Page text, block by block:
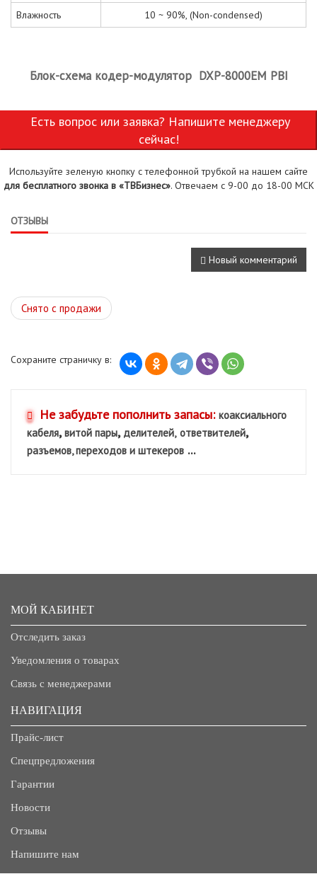
Влажность 10 ~ 90%, (Non-condensed)
Блок-схема кодер-модулятор DXP-8000EM PBI
сейчас!
Используйте зеленую кнопку с телефонной трубкой на нашем сайте
для бесплатного звонка в «ТВБизнес». Отвечаем с 9-00 до 18-00 МСК
ОТЗЫВЫ
Новый комментарий
Снято с продажи
Сохраните страничку в:
Не забудьте пополнить запасы: коаксиального
кабеля,витой пары, делителей, ответвителей,
разъемов, переходов и штекеров ...
МОЙ КАБИНЕТ
Отследить заказ
Уведомления о товарах
Связь с менеджерами
НАВИГАЦИЯ
Прайс-лист
Спецпредложения
Гарантии
Новости
Отзывы
Напишите нам